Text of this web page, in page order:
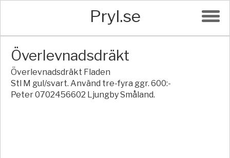
Pryl.se
Överlevnadsdräkt
Överlevnadsdräkt Fladen
Stl M gul/svart. Använd tre-fyra ggr. 600:-
Peter 0702456602 Ljungby Småland.